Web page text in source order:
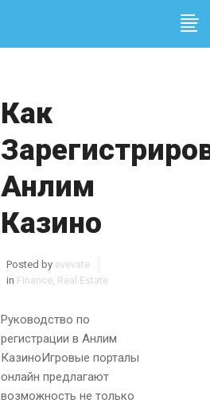
Как
Анлим
Казино
Posted by evevate
in Finance, Real Estate
Руководство по
регистрации в Анлим
КазиноИгровые порталы
онлайн предлагают
возможность не только